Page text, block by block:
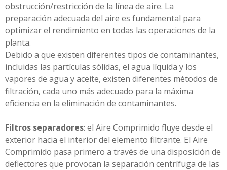
obstrucción/restricción de la línea de aire. La
preparación adecuada del aire es fundamental para
optimizar el rendimiento en todas las operaciones de la
planta.
Debido a que existen diferentes tipos de contaminantes,
incluidas las partículas sólidas, el agua líquida y los
vapores de agua y aceite, existen diferentes métodos de
filtración, cada uno más adecuado para la máxima
eficiencia en la eliminación de contaminantes.
Filtros separadores: el Aire Comprimido fluye desde el
exterior hacia el interior del elemento filtrante. El Aire
Comprimido pasa primero a través de una disposición de
deflectores que provocan la separación centrífuga de las